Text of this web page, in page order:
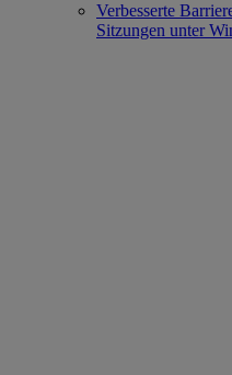
Verbesserte
Sitzungen unter